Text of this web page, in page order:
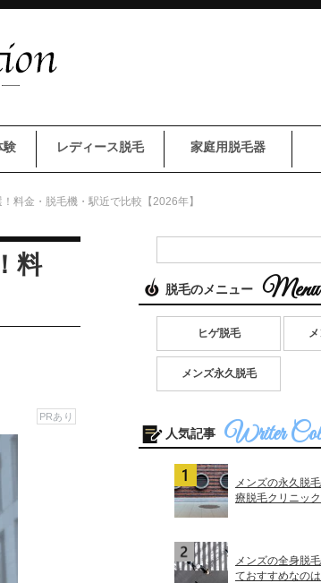
験 レディース脱毛 家庭用脱毛器
料金・脱毛機・駅近で比較【2026年】
料
PRあり
脱毛のメニュー
ヒゲ脱毛
メンズ永久脱毛
人気記事
メンズの永久脱
療脱毛クリニック
メンズの全身脱
ておすすめなのは